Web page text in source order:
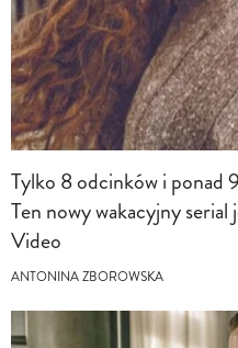
Tylko 8 odcinków i ponad
Ten nowy wakacyjny
Video
ANTONINA ZBOROWSKA